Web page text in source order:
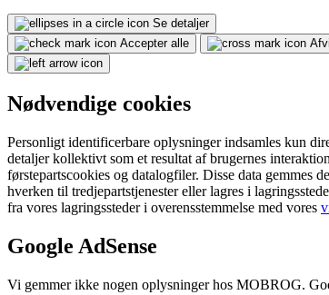
Se detaljer
Accepter alle
Nødvendige cookies
Personligt identificerbare oplysninger indsamles kun
detaljer kollektivt som et resultat af brugernes
førstepartscookies og datalogfiler. Disse data gemmes
hverken til tredjepartstjenester eller lagres i
fra vores lagringssteder i overensstemmelse med vores
Google AdSense
Vi gemmer ikke nogen oplysninger hos MOBROG.